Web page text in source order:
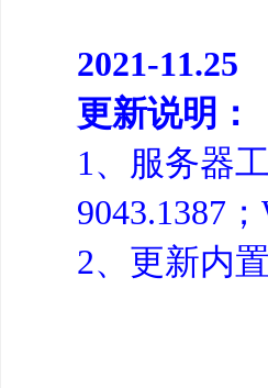
2021-11.25
更新说明：
1、服务器
9043.1387
2、更新内